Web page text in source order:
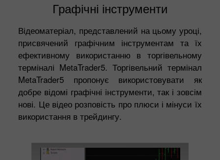
Графічні інструменти
Відеоматеріал, представлений на цьому уроці,
присвячений графічним інструментам та їх
ефективному використанню в торгівельному
терміналі MetaTrader5. Торгівельний термінал
MetaTrader5 пропонує використовувати як
добре відомі графічні інструменти, так і зовсім
нові. Це відео розповість про плюси і мінуси їх
використання в трейдингу.